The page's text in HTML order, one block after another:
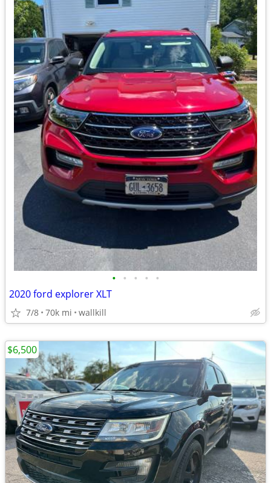
• • • • •
2020 ford explorer XLT
7/8 70k mi wallkill
$6,500